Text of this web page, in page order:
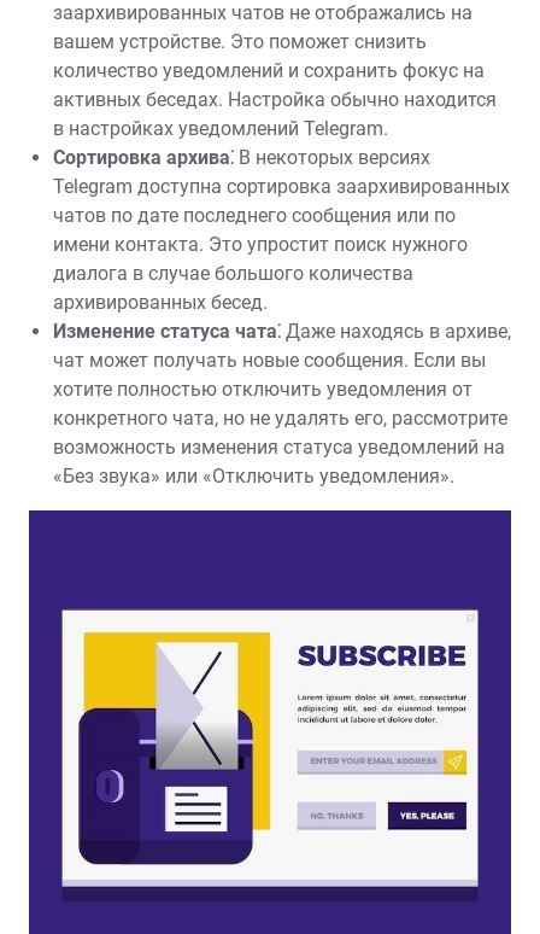
заархивированных чатов не отображались на
вашем устройстве. Это поможет снизить
количество уведомлений и сохранить фокус на
активных беседах. Настройка обычно находится
в настройках уведомлений Telegram.
Сортировка архива⁚ В некоторых версиях
Telegram доступна сортировка заархивированных
чатов по дате последнего сообщения или по
имени контакта. Это упростит поиск нужного
диалога в случае большого количества
архивированных бесед.
Изменение статуса чата⁚ Даже находясь в архиве,
чат может получать новые сообщения. Если вы
хотите полностью отключить уведомления от
конкретного чата, но не удалять его, рассмотрите
возможность изменения статуса уведомлений на
«Без звука» или «Отключить уведомления».